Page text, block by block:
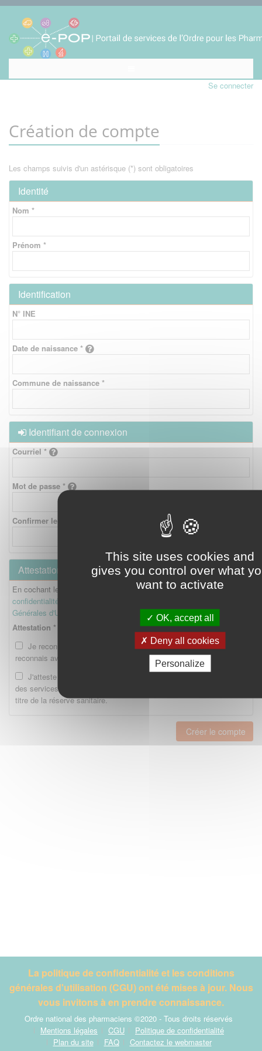
This site uses cookies and
gives you control over what
want to activate
OK, accept all
Deny all cookies
Personalize
Se connecter
Création de compte
Les champs suivis d'un astérisque (*) sont obligatoires
Identité
Nom *
Prénom *
Identification
N° INE
Date de naissance *
Commune de naissance *
Identifiant de connexion
Courriel *
Mot de passe *
Confirmer le mot de passe *
Attestation
En cochant les cases ci-dessous, je reconnais avoir lu laPolitique de
confidentialité
Générales d'Utilisation
Attestation *
Je reconnais avoir lu la Politique de confidentialité et je
reconnais avoir lu et accepté les CGU.
J'atteste être enregistré en tant qu'Etudiant ou Interne auprès
des services compétents de l'Ordre national des pharmaciens au
titre de la réserve sanitaire.
Créer le compte
La politique de confidentialité et les conditions
générales d'utilisation (CGU) ont été mises à jour. Nous
vous invitons à en prendre connaissance.
Ordre national des pharmaciens ©2020 - Tous droits réservés
Mentions légales
CGU
Politique de confidentialité
Plan du site
FAQ Contactez le webmaster